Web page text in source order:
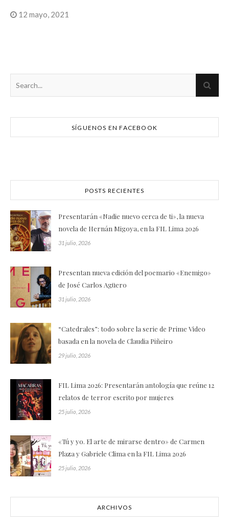
12 mayo, 2021
SÍGUENOS EN FACEBOOK
POSTS RECIENTES
Presentarán «Nadie nuevo cerca de ti», la nueva
novela de Hernán Migoya, en la FIL Lima 2026
31 julio, 2026
Presentan nueva edición del poemario «Enemigo»
de José Carlos Agüero
31 julio, 2026
“Catedrales”: todo sobre la serie de Prime Video
basada en la novela de Claudia Piñeiro
29 julio, 2026
FIL Lima 2026: Presentarán antología que reúne 12
relatos de terror escrito por mujeres
25 julio, 2026
«Tú y yo. El arte de mirarse dentro» de Carmen
Plaza y Gabriele Clima en la FIL Lima 2026
25 julio, 2026
ARCHIVOS